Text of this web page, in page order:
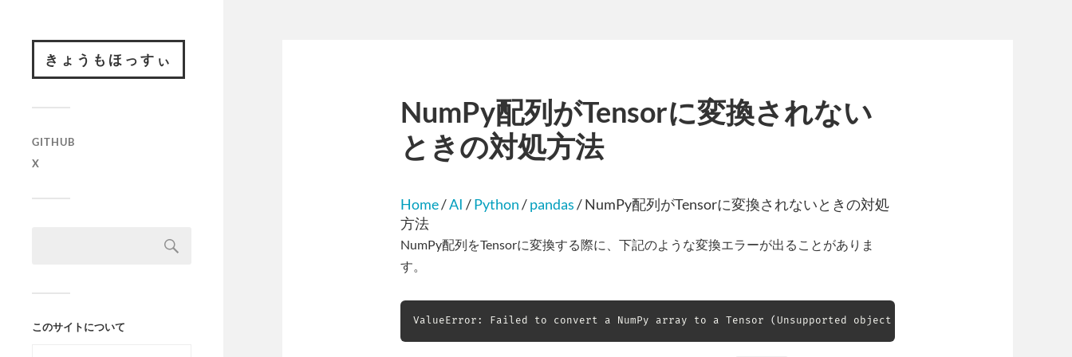
きょうもほっすぃ
GITHUB
X
このサイトについて
NumPy配列がTensorに変換されない
ときの対処方法
Home/AI /Python/pandas/NumPy配列がTensorに変換されないときの対処
方法
NumPy配列をTensorに変換する際に、下記のような変換エラーが出ることがありま
す。
ValueError: Failed to convert a NumPy array to a Tensor ( Unsupported object